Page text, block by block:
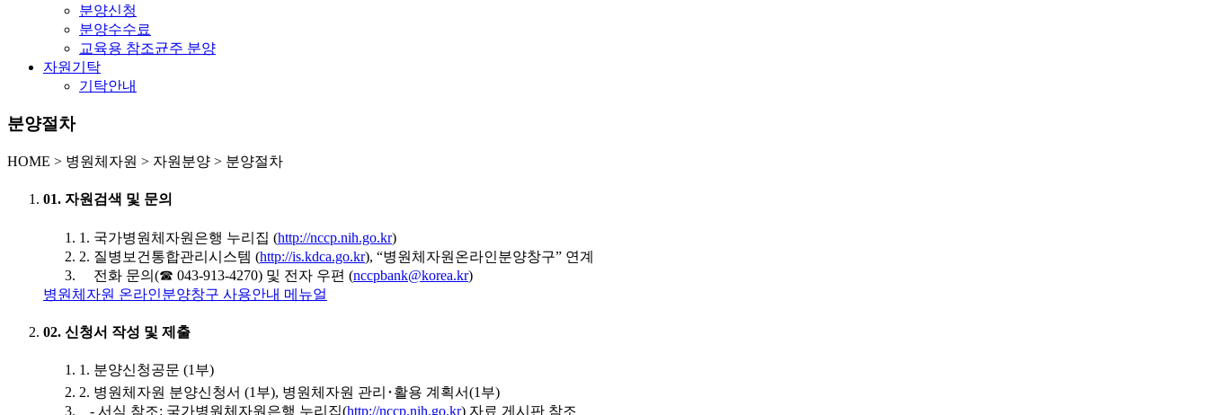
분양신청
분양수수료
교육용 참조균주 분양
자원기탁
기탁안내
분양절차
HOME > 병원체자원 > 자원분양 > 분양절차
01. 자원검색 및 문의
1. 국가병원체자원은행 누리집 (http://nccp.nih.go.kr)
2. 질병보건통합관리시스템 (http://is.kdca.go.kr), “병원체자원온라인분양창구” 연계
전화 문의(☎ 043-913-4270) 및 전자 우편 (nccpbank@korea.kr)
병원체자원 온라인분양창구 사용안내 메뉴얼
02. 신청서 작성 및 제출
1. 분양신청공문 (1부)
2. 병원체자원 분양신청서 (1부), 병원체자원 관리･활용 계획서(1부)
- 서식 참조: 국가병원체자원은행 누리집(http://nccp.nih.go.kr) 자료 게시판 참조